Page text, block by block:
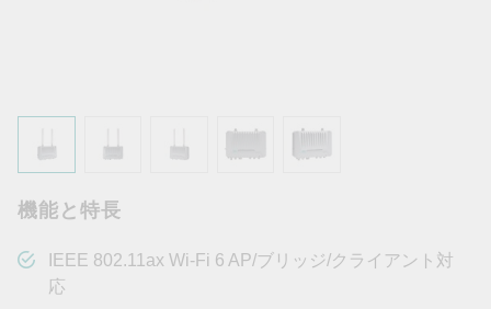
機能と特長
IEEE 802.11ax Wi-Fi 6 AP/ブリッジ/クライアント対
応